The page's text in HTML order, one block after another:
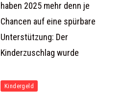
haben 2025 mehr denn je
Chancen auf eine spürbare
Unterstützung: Der
Kinderzuschlag wurde
Kindergeld